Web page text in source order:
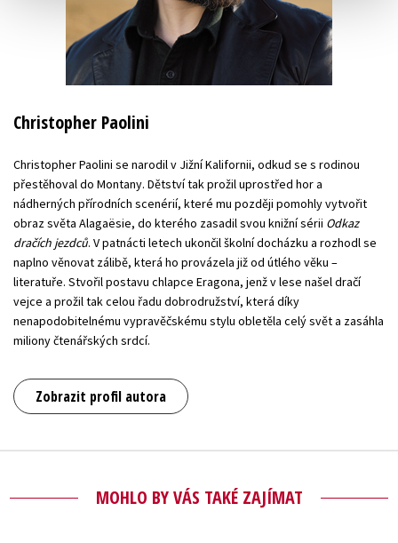
Christopher Paolini
Christopher Paolini se narodil v Jižní Kalifornii, odkud se s rodinou
přestěhoval do Montany. Dětství tak prožil uprostřed hor a
nádherných přírodních scenérií, které mu později pomohly vytvořit
obraz světa Alagaësie, do kterého zasadil svou knižní sérii Odkaz
dračích jezdců. V patnácti letech ukončil školní docházku a rozhodl se
naplno věnovat zálibě, která ho provázela již od útlého věku –
literatuře. Stvořil postavu chlapce Eragona, jenž v lese našel dračí
vejce a prožil tak celou řadu dobrodružství, která díky
nenapodobitelnému vypravěčskému stylu obletěla celý svět a zasáhla
miliony čtenářských srdcí.
Zobrazit profil autora
MOHLO BY VÁS TAKÉ ZAJÍMAT